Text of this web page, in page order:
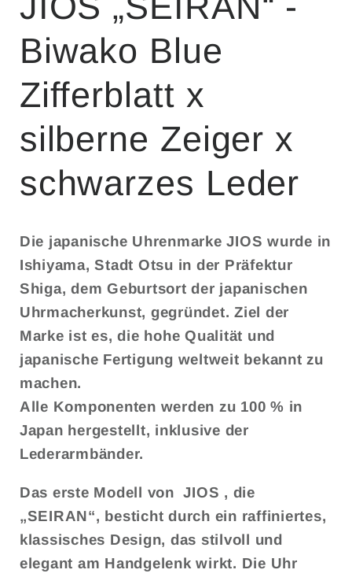
Biwako Blue
Zifferblatt x
silberne Zeiger x
schwarzes Leder
Die japanische UhrenmarkeJIOS wurde in
Ishiyama, Stadt Otsu in der Präfektur
Shiga, dem Geburtsort der japanischen
Uhrmacherkunst, gegründet. Ziel der
Marke ist es, die hohe Qualität und
japanische Fertigung weltweit bekannt zu
machen.
Alle Komponenten werden zu 100 % in
Japan hergestellt, inklusive der
Lederarmbänder.
Das erste Modell vonJIOS , die
„SEIRAN“, besticht durch ein raffiniertes,
klassisches Design, das stilvoll und
elegant am Handgelenk wirkt. Die Uhr